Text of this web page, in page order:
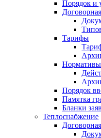
Порядок и
Тарифы
Нормативы
Порядок
Памятка
Бланки
Теплоснабжение